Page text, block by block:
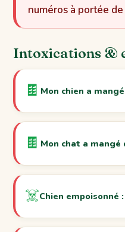
numéros à portée de
Intoxications &
🍫 Mon chien a
🍫 Mon chat a mangé
☠️Chien empoisonné